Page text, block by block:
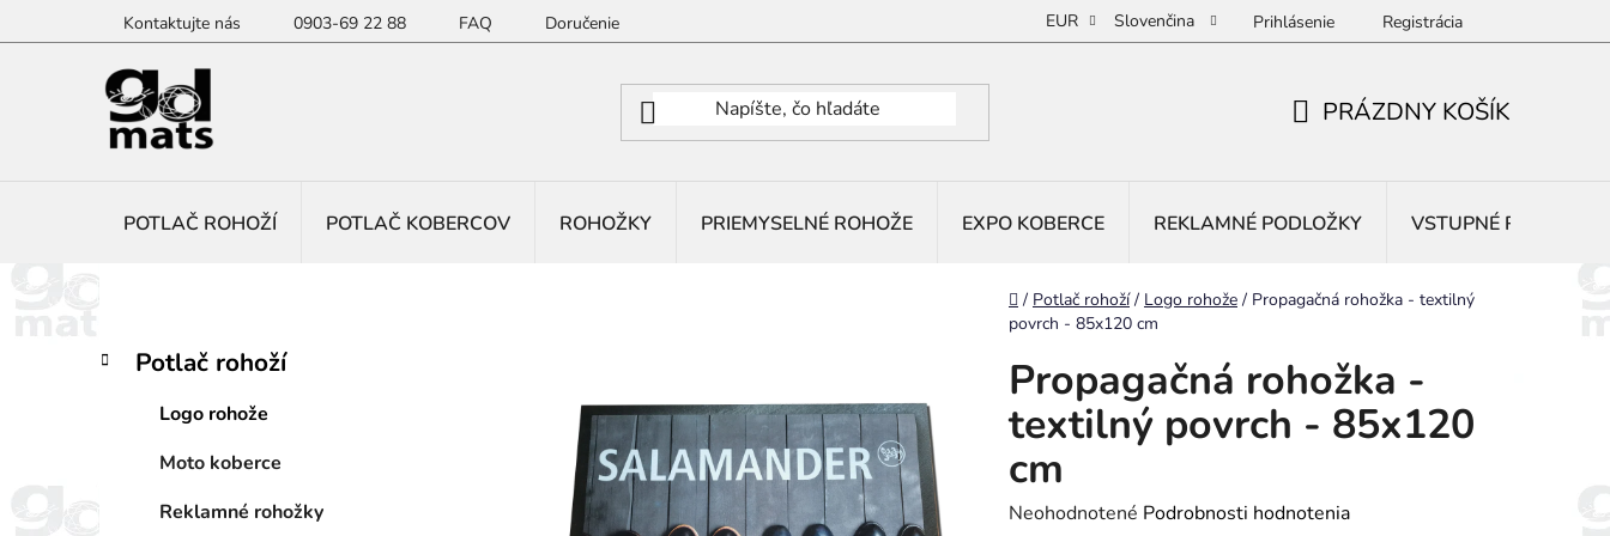
na
Kontaktujte nás 0903-69 22 88 FAQ Doručenie EUR Slovenčina Prihlásenie Registrácia
PRÁZDNY KOŠÍK
POTLAČ ROHOŽÍ POTLAČ KOBERCOV ROHOŽKY PRIEMYSELNÉ ROHOŽE EXPO KOBERCE REKLAMNÉ PODLOŽKY VSTUPNÉ ROHOŽE
Domov
/ Potlač rohoží / Logo rohože / Propagačná rohožka - textilný
povrch - 85x120 cm
BPreskočiť
kategórie
K
a
Potlač rohoží
Logo rohože
Moto koberce
Reklamné rohožky
Propagačná rohožka -
textilný povrch - 85x120
cm
Priemerné
Neohodnotené Podrobnosti hodnotenia